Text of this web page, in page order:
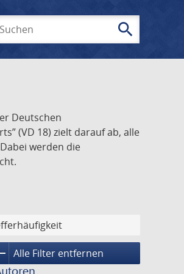
search
Deutschen
(VD 18) zielt darauf ab, alle
werden die
Alle Filter entfernen